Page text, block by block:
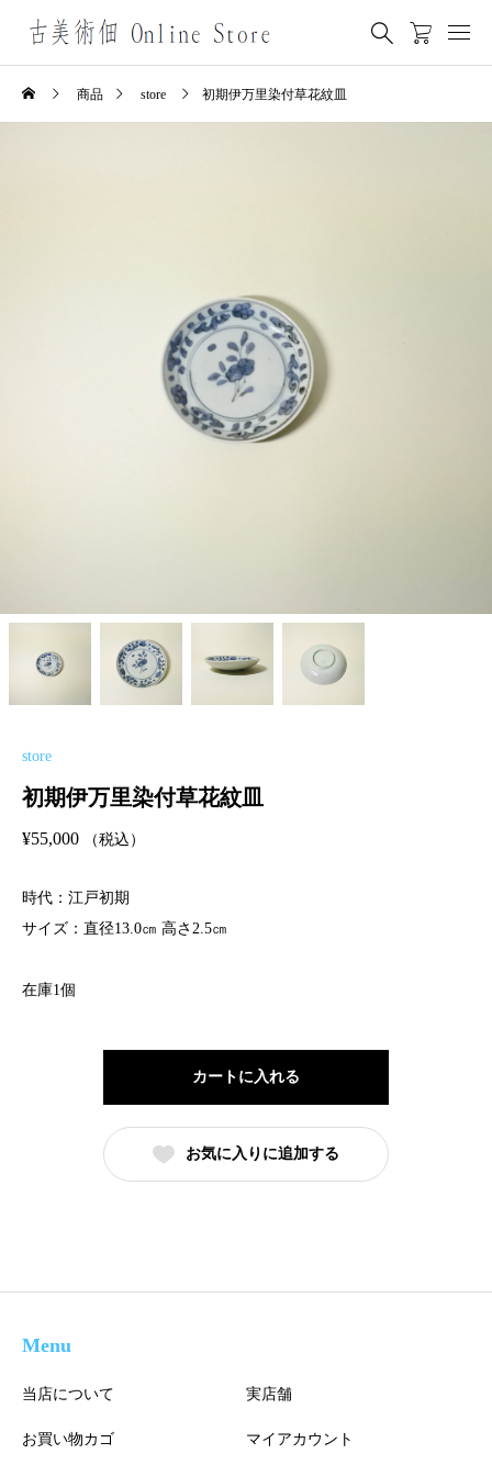
商品 store 初期伊万里染付草花紋皿
store
初期伊万里染付草花紋皿
¥55,000 （税込）
時代：江戸初期
サイズ：直径13.0㎝ 高さ2.5㎝
在庫1個
カートに入れる
お気に入りに追加する
Menu
当店について 実店舗
お買い物カゴ マイアカウント